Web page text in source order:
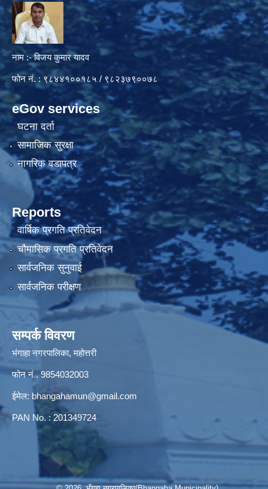
नाम :- विजय कुमार यादव
फोन नं. : ९८४४१००१८५ / ९८२३७९००७८
eGov services
घटना दर्ता
सामाजिक सुरक्षा
नागरिक वडापत्र
Reports
वार्षिक प्रगति प्रतिवेदन
चौमासिक प्रगति प्रतिवेदन
सार्वजनिक सुनुवाई
सार्वजनिक परीक्षण
सम्पर्क विवरण
भंगाहा नगरपालिका, महोत्तरी
फोन नं . 9854032003
ईमेल: bhangahamun@gmail.com
PAN No. : 201349724